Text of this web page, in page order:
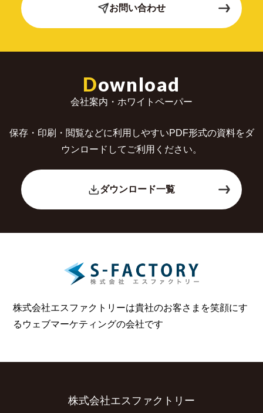
お問い合わせ
Download
会社案内・ホワイトペーパー
保存・印刷・閲覧などに利用しやすいPDF形式の資料をダ
ウンロードしてご利用ください。
ダウンロード一覧
株式会社エスファクトリーは貴社のお客さまを笑顔にす
る ウェブマーケティングの会社です
株式会社エスファクトリー